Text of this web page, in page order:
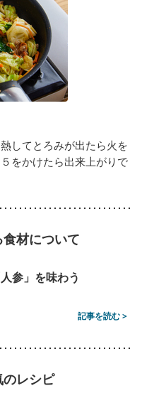
してとろみが出たら火を
をかけたら出来上がりで
材について
参」を味わう
記事を読む >
レシピ